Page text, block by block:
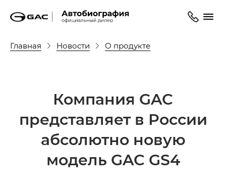
Главная Новости О продукте
Компания GAC
представляет в России
абсолютно новую
модель GAC GS4